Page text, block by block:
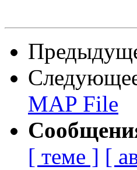
MAP File
[ теме ] [